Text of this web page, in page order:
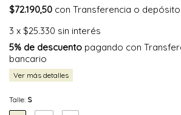
$72.190,50 con Transferencia o
3 x $25.330 sin interés
5% de descuento pagando con
bancario
Ver más detalles
Talle: S